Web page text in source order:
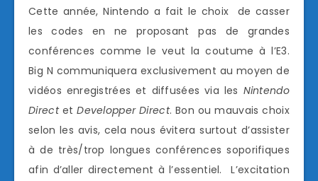
Cette année, Nintendo a fait le choix de casser
les codes en ne proposant pas de grandes
conférences comme le veut la coutume à l’E3.
Big N communiquera exclusivement au moyen de
vidéos enregistrées et diffusées via les Nintendo
DirectetDevelopper Direct. Bon ou mauvais choix
selon les avis, cela nous évitera surtout d’assister
à de très/trop longues conférences soporifiques
afin d’aller directement à l’essentiel. L’excitation